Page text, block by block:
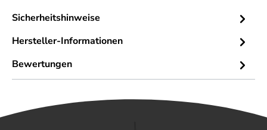
Sicherheitshinweise
Hersteller-Informationen
Bewertungen